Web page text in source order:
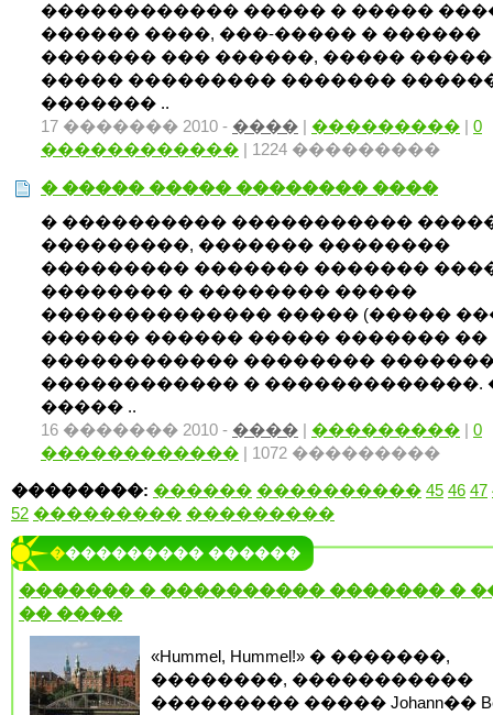
������������ ����� � �����
������ ����, ���-����� � ������
������� ��� ������, �����
����� ��������� �������
������� ..
17 ������� 2010 - ���� | ��������� | 0
������������ | 1224 ���������
� ����� ����� �������� ����
� ���������� �����������
���������, ������� ��������
��������� ������� �������
�������� � �������� �����
�������������� ����� (�����
������ ������ ����� ������� ��
������������ ��������
������������ � �������������.
����� ..
16 ������� 2010 - ���� | ��������� | 0
������������ | 1072 ���������
��������: ������ ���������� 45 46 47
52 ��������� ���������
���������� ������
������� � ���������� ������� �
�� ����
«Hummel, Hummel!» � �������,
��������, �����������
��������� ����� Johann��